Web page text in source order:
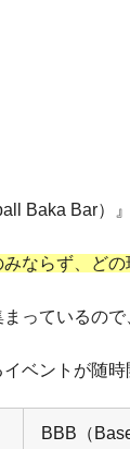
Baka Bar）
みならず、ど
っているの
ベントが随
BBB（